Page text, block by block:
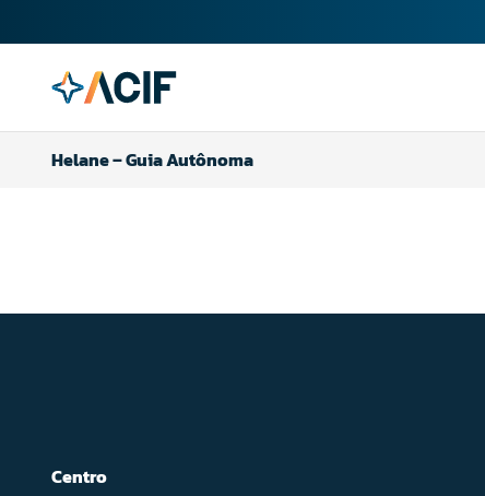
Helane – Guia Autônoma
Centro